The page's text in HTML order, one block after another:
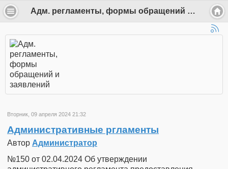
Адм. регламенты, формы обращений и заявлений - k.slobodsk
Вторник, 09 апреля 2024 21:32
Административные ргламенты
Автор Администратор
№150 от 02.04.2024 Об утверждении